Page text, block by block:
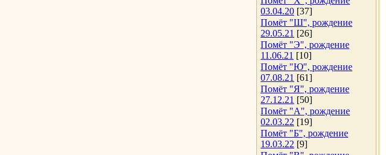
03.04.20 [37]
Помёт "Ш", рождение
29.05.21 [26]
Помёт "Э", рождение
11.06.21 [10]
Помёт "Ю", рождение
07.08.21 [61]
Помёт "Я", рождение
27.12.21 [50]
Помёт "А", рождение
02.03.22 [19]
Помёт "Б", рождение
19.03.22 [9]